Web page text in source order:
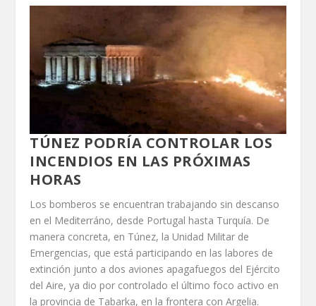
TÚNEZ PODRÍA CONTROLAR LOS
INCENDIOS EN LAS PRÓXIMAS
HORAS
Los bomberos se encuentran trabajando sin descanso
en el Mediterráno, desde Portugal hasta Turquía. De
manera concreta, en Túnez, la Unidad Militar de
Emergencias, que está participando en las labores de
extinción junto a dos aviones apagafuegos del Ejército
del Aire, ya dio por controlado el último foco activo en
la provincia de Tabarka, en la frontera con Argelia.